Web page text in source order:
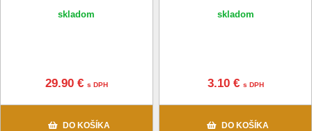
skladom
29.90 € s DPH
DO KOŠÍKA
skladom
3.10 € s DPH
DO KOŠÍKA